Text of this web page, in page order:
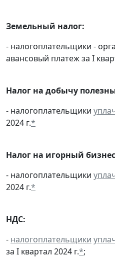
Земельный налог:
- налогоплательщики -
авансовый платеж за I
Налог на добычу
- налогоплательщики
2024 г.*
Налог на игорный
- налогоплательщики
2024 г.*
НДС:
- налогоплательщики
за I квартал 2024 г.*;